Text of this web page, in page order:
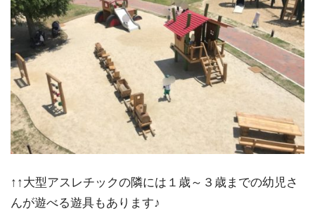
↑↑大型アスレチックの隣には１歳～３歳までの幼児さ
んが遊べる遊具もあります♪